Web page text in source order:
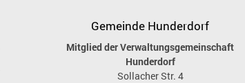
Gemeinde Hunderdorf
Mitglied der Verwaltungsgemeinschaft
Hunderdorf
Sollacher Str. 4